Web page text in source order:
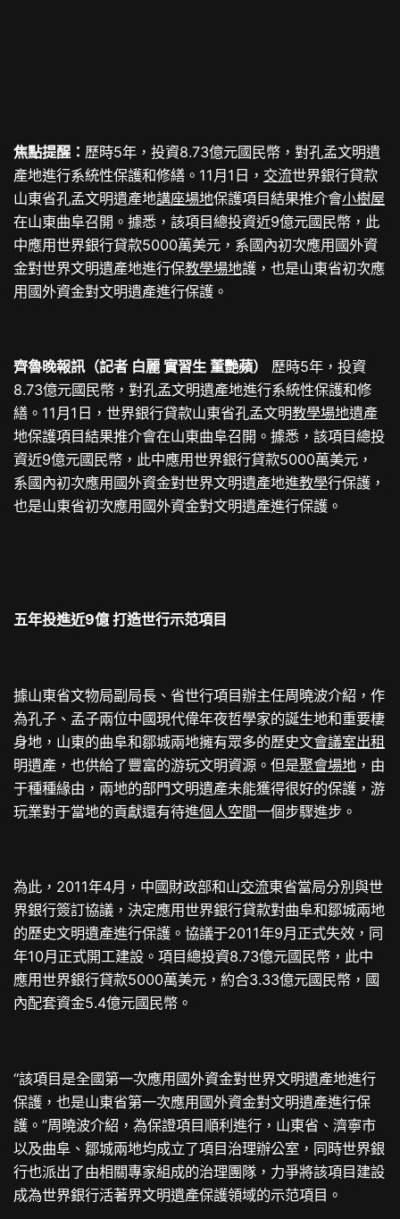
焦點提醒： 歷時5年，投資8.73億元國民幣，對孔孟文明遺
產地進行系統性保護和修繕。11月1日， 交流世界銀行貸款
山東省孔孟文明遺產地講座場地保護項目結果推介會小樹屋
在山東曲阜召開。據悉，該項目總投資近9億元國民幣，此
中應用世界銀行貸款5000萬美元，系國內初次應用國外資
金對世界文明遺產地進行保教學場地護，也是山東省初次應
用國外資金對文明遺產進行保護。
齊魯晚報訊（記者 白麗 實習生 董艷蘋）
歷時5年，投資
8.73億元國民幣，對孔孟文明遺產地進行系統性保護和修
繕。11月1日，世界銀行貸款山東省孔孟文明教學場地遺產
地保護項目結果推介會在山東曲阜召開。據悉，該項目總投
資近9億元國民幣，此中應用世界銀行貸款5000萬美元，
系國內初次應用國外資金對世界文明遺產地進教學行保護，
也是山東省初次應用國外資金對文明遺產進行保護。
五年投進近9億 打造世行示范項目
據山東省文物局副局長、省世行項目辦主任周曉波介紹，作
為孔子、孟子兩位中國現代偉年夜哲學家的誕生地和重要棲
身地，山東的曲阜和鄒城兩地擁有眾多的歷史文會議室出租
明遺產，也供給了豐富的游玩文明資源。但是聚會場地 ，由
于種種緣由，兩地的部門文明遺產未能獲得很好的保護，游
玩業對于當地的貢獻還有待進個人空間一個步驟進步。
為此，2011年4月，中國財政部和山交流東省當局分別與世
界銀行簽訂協議，決定應用世界銀行貸款對曲阜和鄒城兩地
的歷史文明遺產進行保護。協議于2011年9月正式失效，同
年10月正式開工建設。項目總投資8.73億元國民幣，此中
應用世界銀行貸款5000萬美元，約合3.33億元國民幣，國
內配套資金5.4億元國民幣。
“該項目是全國第一次應用國外資金對世界文明遺產地進行
保護，也是山東省第一次應用國外資金對文明遺產進行保
護。”周曉波介紹，為保證項目順利進行，山東省、濟寧市
以及曲阜、鄒城兩地均成立了項目治理辦公室，同時世界銀
行也派出了由相關專家組成的治理團隊，力爭將該項目建設
成為世界銀行活著界文明遺產保護領域的示范項目。